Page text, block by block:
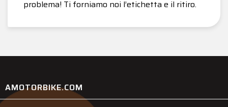
problema! Ti forniamo noi l’etichetta e il ritiro.
AMOTORBIKE.COM